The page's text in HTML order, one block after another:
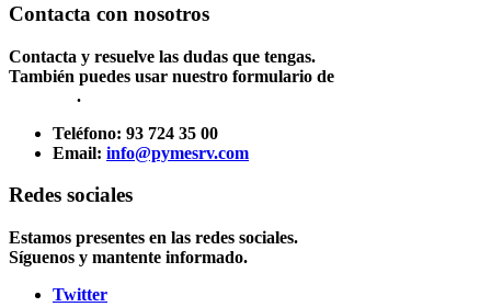
Contacta con nosotros
Contacta y resuelve las dudas que tengas.
También puedes usar nuestro formulario de
.
Teléfono: 93 724 35 00
Email: info@pymesrv.com
Redes sociales
Estamos presentes en las redes sociales.
Síguenos y mantente informado.
Twitter